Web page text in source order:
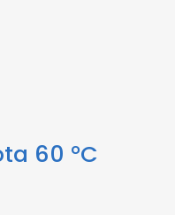
60 °C